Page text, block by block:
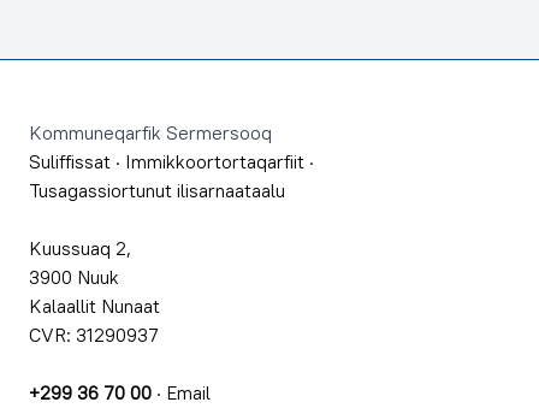
Kommuneqarfik Sermersooq
Suliffissat · Immikkoortortaqarfiit ·
Tusagassiortunut ilisarnaataalu
Kuussuaq 2,
3900 Nuuk
Kalaallit Nunaat
CVR: 31290937
+299 36 70 00 · Email